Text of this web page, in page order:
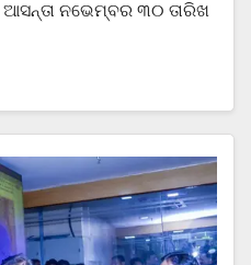
ନଭେମ୍ବର ୩୦ ତାରିଖ